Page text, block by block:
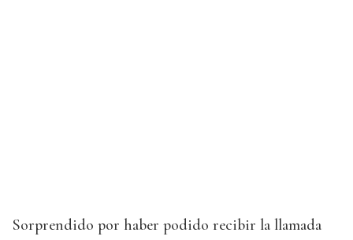
Sorprendido por haber podido recibir la llamada